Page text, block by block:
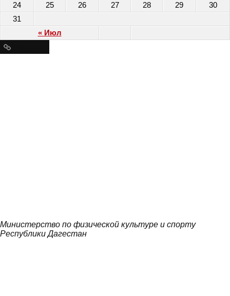
« Июл
24
25 26 27 28 29
30
31
Министерство по физической культуре и спорту
Республики Дагестан